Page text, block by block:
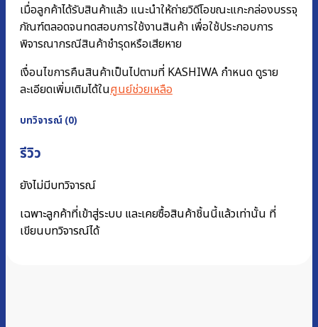
เมื่อลูกค้าได้รับสินค้าแล้ว แนะนำให้ถ่ายวิดีโอขณะแกะกล่องบรรจุ
ภัณฑ์ตลอดจนทดสอบการใช้งานสินค้า เพื่อใช้ประกอบการ
พิจารณากรณีสินค้าชำรุดหรือเสียหาย
เงื่อนไขการคืนสินค้าเป็นไปตามที่ KASHIWA กำหนด ดูราย
ละเอียดเพิ่มเติมได้ในศูนย์ช่วยเหลือ
บทวิจารณ์ (0)
รีวิว
ยังไม่มีบทวิจารณ์
เฉพาะลูกค้าที่เข้าสู่ระบบ และเคยซื้อสินค้าชิ้นนี้แล้วเท่านั้น ที่
เขียนบทวิจารณ์ได้